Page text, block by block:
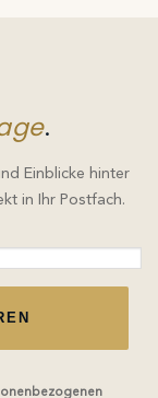
.
Einblicke hinter
in Ihr Postfach.